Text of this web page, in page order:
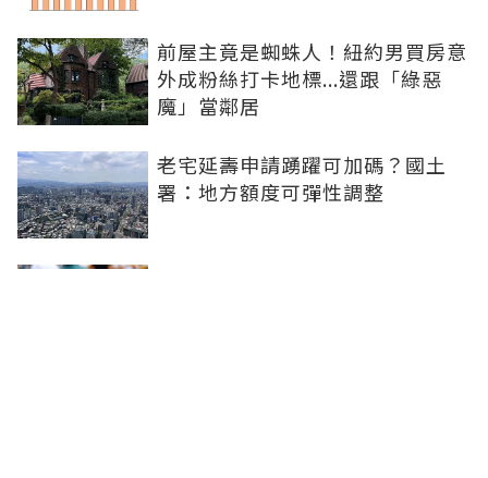
前屋主竟是蜘蛛人！紐約男買房意
外成粉絲打卡地標...還跟「綠惡
魔」當鄰居
老宅延壽申請踴躍可加碼？國土
署：地方額度可彈性調整